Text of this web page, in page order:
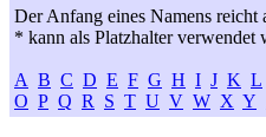
Der Anfang eines Namens reicht
* kann als Platzhalter verwendet
A B C D E F G H I J K L
O P Q R S T U V W X Y